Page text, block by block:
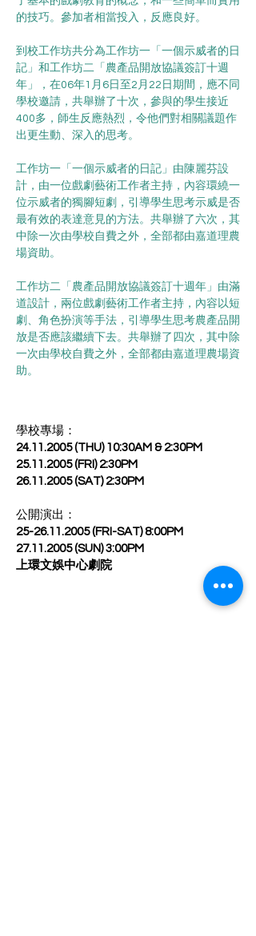
的技巧。參加者相當投入，反應良好。
到校工作坊共分為工作坊一「一個示威者的日
記」和工作坊二「農產品開放協議簽訂十週
年」，在06年1月6日至2月22日期間，應不同
學校邀請，共舉辦了十次，參與的學生接近
400多，師生反應熱烈，令他們對相關議題作
出更生動、深入的思考。
工作坊一「一個示威者的日記」由陳麗芬設
計，由一位戲劇藝術工作者主持，內容環繞一
位示威者的獨腳短劇，引導學生思考示威是否
最有效的表達意見的方法。共舉辦了六次，其
中除一次由學校自費之外，全部都由嘉道理農
場資助。
工作坊二「農產品開放協議簽訂十週年」由滿
道設計，兩位戲劇藝術工作者主持，內容以短
劇、角色扮演等手法，引導學生思考農產品開
放是否應該繼續下去。共舉辦了四次，其中除
一次由學校自費之外，全部都由嘉道理農場資
助。
學校專場：
24.11.2005(THU) 10:30AM & 2:30PM
25.11.2005(FRI) 2:30PM
26.11.2005(SAT) 2:30PM
公開演出：
25-26.11.2005(FRI-SAT) 8:00PM
27.11.2005(SUN) 3:00PM
上環文娛中心劇院